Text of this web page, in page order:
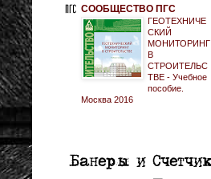
СООБЩЕСТВО ПГС
ГЕОТЕХНИЧЕ
СКИЙ
МОНИТОРИНГ
В
СТРОИТЕЛЬС
ТВЕ - Учебное
пособие.
Москва 2016